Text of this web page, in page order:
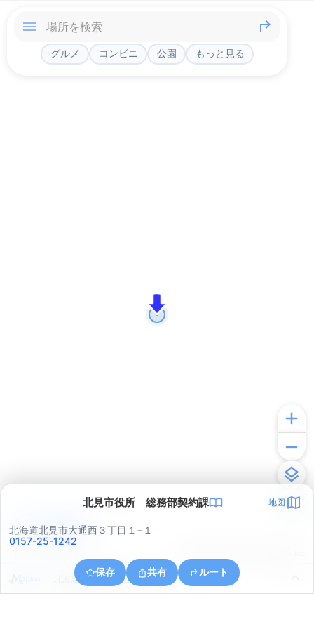
グルメ コンビニ 公園 もっと見る
北見市役所 総務部契約課 地図
北海道北見市大通西３丁目１−１
0157-25-1242
保存 共有 ルート
北海道北見市緑ケ丘５丁目７
アプリで見る